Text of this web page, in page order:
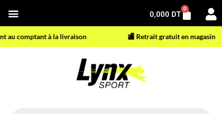
contenu
0,000 DT
0
Panier
comptant à la livraison 🏬 Retrait gratuit en magasin